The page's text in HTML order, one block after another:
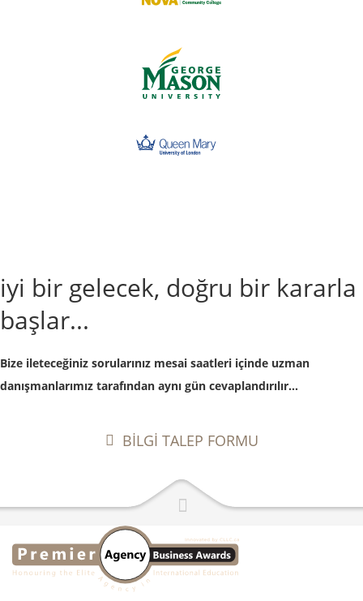
iyi bir gelecek, doğru bir kararla
başlar...
Bize ileteceğiniz sorularınız mesai saatleri içinde uzman
danışmanlarımız tarafından aynı gün cevaplandırılır...
BİLGİ TALEP FORMU